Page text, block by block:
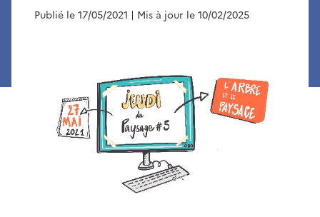
Publié le 17/05/2021 | Mis à jour le 10/02/2025